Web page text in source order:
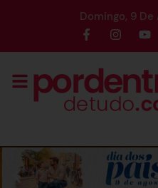
Domingo, 9